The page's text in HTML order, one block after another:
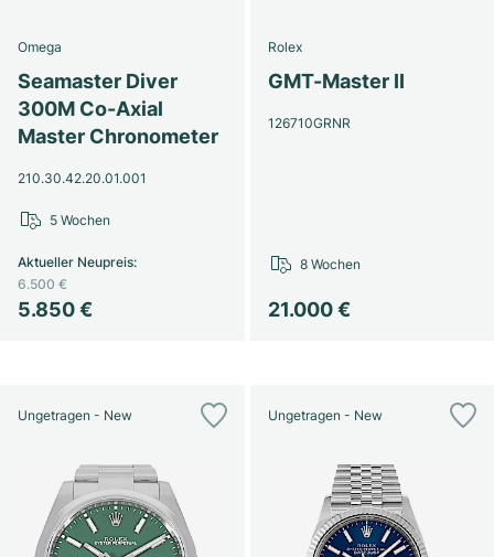
Omega
Seamaster Diver
300M Co-Axial
Master Chronometer
210.30.42.20.01.001
5.850 €
Aktueller Neupreis:
6.500 €
5 Wochen
Rolex
GMT-Master II
126710GRNR
21.000 €
8 Wochen
Ungetragen - New Ungetragen - New